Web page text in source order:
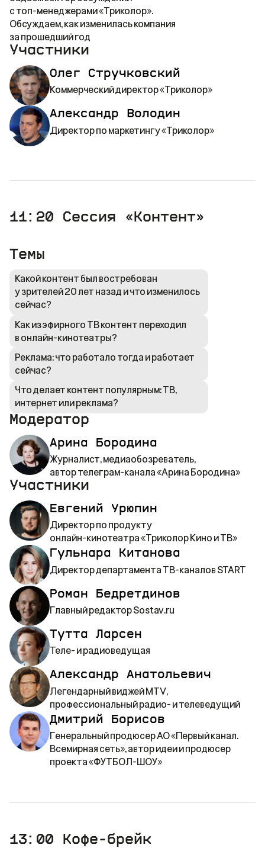
с топ-менеджерами «Триколор».
Обсуждаем, как изменилась компания
за прошедший год
Участники
Олег Стручковский
Коммерческий директор «Триколор»
Александр Володин
Директор по маркетингу «Триколор»
11:20 Сессия «Контент»
Темы
Какой контент был востребован
у зрителей 20 лет назад и что изменилось
сейчас?
Как из эфирного ТВ контент переходил
в онлайн-кинотеатры?
Реклама: что работало тогда и работает
сейчас?
Что делает контент популярным: ТВ,
интернет или реклама?
Модератор
Арина Бородина
Журналист, медиаобозреватель,
автор телеграм-канала «Арина Бородина»
Участники
Евгений Урюпин
Директор по продукту
онлайн-кинотеатра «Триколор Кино и ТВ»
Гульнара Китанова
Директор департамента ТВ-каналов START
Роман Бедретдинов
Главный редактор Sostav.ru
Тутта Ларсен
Теле- и радиоведущая
Александр Анатольевич
Легендарный виджей MTV,
профессиональный радио- и телеведущий
Дмитрий Борисов
Генеральный продюсер АО «Первый канал.
Всемирная сеть», автор идеи и продюсер
проекта «ФУТБОЛ-ШОУ»
13:00 Кофе-брейк